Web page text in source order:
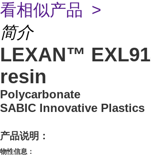
看相似产品 >
简介
LEXAN™
resin
Polycarbonate
SABIC Innovative Plastics
产品说明：
物性信息：